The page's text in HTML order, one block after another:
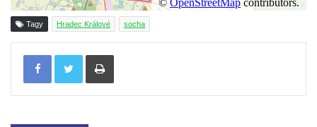
Českých Budějovicích
Semilech
na radnici v Českých Budějovicích
Tagy Hradec Králové socha
Tisknout